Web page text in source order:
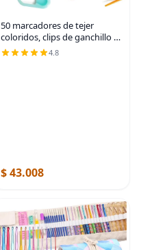
50 marcadores de tejer
coloridos, clips de ganchillo y
alfileres, marcadores de
4.8
$ 43.008